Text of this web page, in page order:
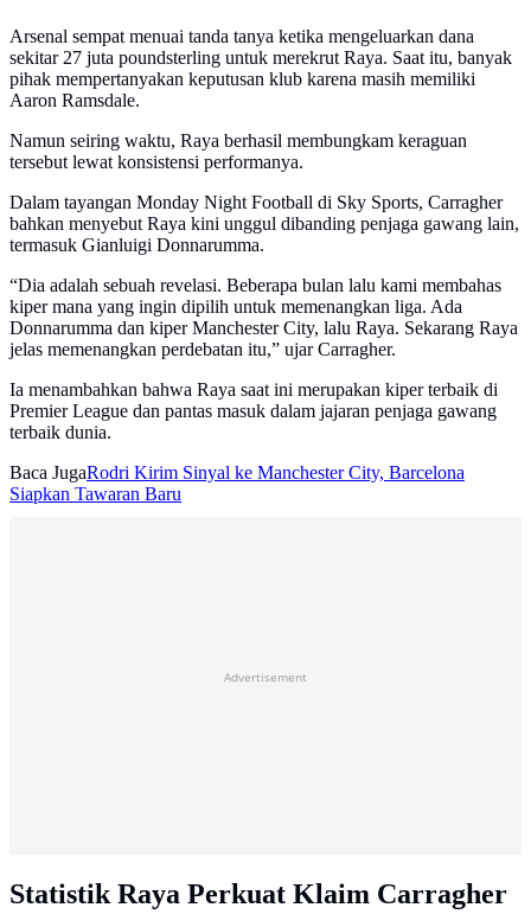
Arsenal sempat menuai tanda tanya ketika mengeluarkan dana
sekitar 27 juta poundsterling untuk merekrut Raya. Saat itu, banyak
pihak mempertanyakan keputusan klub karena masih memiliki
Aaron Ramsdale.
Namun seiring waktu, Raya berhasil membungkam keraguan
tersebut lewat konsistensi performanya.
Dalam tayangan Monday Night Football di Sky Sports, Carragher
bahkan menyebut Raya kini unggul dibanding penjaga gawang lain,
termasuk Gianluigi Donnarumma.
“Dia adalah sebuah revelasi. Beberapa bulan lalu kami membahas
kiper mana yang ingin dipilih untuk memenangkan liga. Ada
Donnarumma dan kiper Manchester City, lalu Raya. Sekarang Raya
jelas memenangkan perdebatan itu,” ujar Carragher.
Ia menambahkan bahwa Raya saat ini merupakan kiper terbaik di
Premier League dan pantas masuk dalam jajaran penjaga gawang
terbaik dunia.
Baca JugaRodri Kirim Sinyal ke Manchester City, Barcelona
Siapkan Tawaran Baru
Advertisement
Statistik Raya Perkuat Klaim Carragher